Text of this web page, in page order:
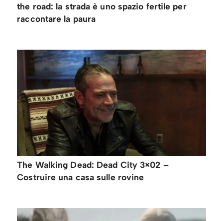
the road: la strada è uno spazio fertile per
raccontare la paura
The Walking Dead: Dead City 3×02 –
Costruire una casa sulle rovine